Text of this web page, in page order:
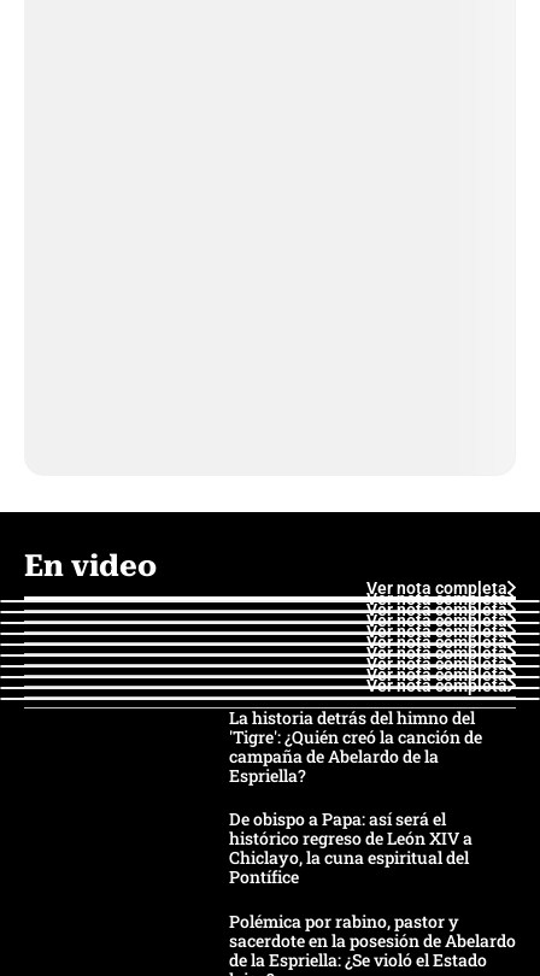
En video
Ver nota completa
Ver nota completa
Ver nota completa
Ver nota completa
Ver nota completa
Ver nota completa
Ver nota completa
Ver nota completa
Ver nota completa
Ver nota completa
La historia detrás del himno del
'Tigre': ¿Quién creó la canción de
campaña de Abelardo de la
Espriella?
De obispo a Papa: así será el
histórico regreso de León XIV a
Chiclayo, la cuna espiritual del
Pontífice
Polémica por rabino, pastor y
sacerdote en la posesión de Abelardo
de la Espriella: ¿Se violó el Estado